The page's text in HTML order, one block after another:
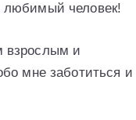
любимый человек!
взрослым и
мне заботиться и